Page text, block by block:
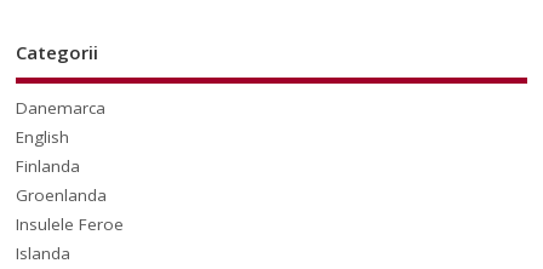
Categorii
Danemarca
English
Finlanda
Groenlanda
Insulele Feroe
Islanda